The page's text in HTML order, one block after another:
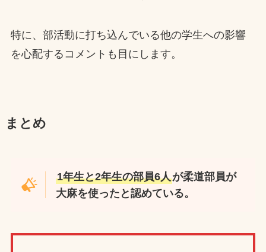
特に、部活動に打ち込んでいる他の学生への影響
を心配するコメントも目にします。
まとめ
1年生と2年生の部員6人が柔道部員が
大麻を使ったと認めている。